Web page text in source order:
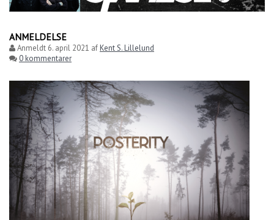
ANMELDELSE
Anmeldt 6. april 2021 afKent S. Lillelund
0 kommentarer